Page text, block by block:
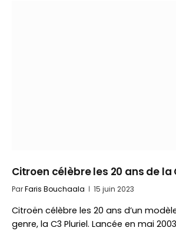
Citroen célèbre les 20 ans de la
ParFaris Bouchaala 15 juin 2023
Citroën célèbre les 20 ans d’un
genre, la C3 Pluriel. Lancée en mai